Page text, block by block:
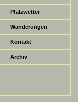
Pfalzwetter
Wanderungen
Kontakt
Archiv